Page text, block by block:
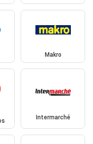
Makro
Intermarché